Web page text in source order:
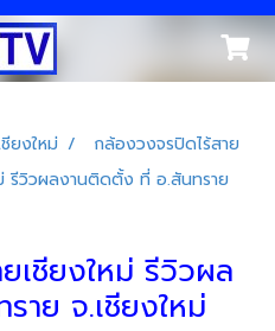
ยงใหม่
กล้องวงจรปิดไร้สาย
รีวิวผลงานติดตั้ง ที่ อ.สันทราย
เชียงใหม่ รีวิวผล
าย จ.เชียงใหม่